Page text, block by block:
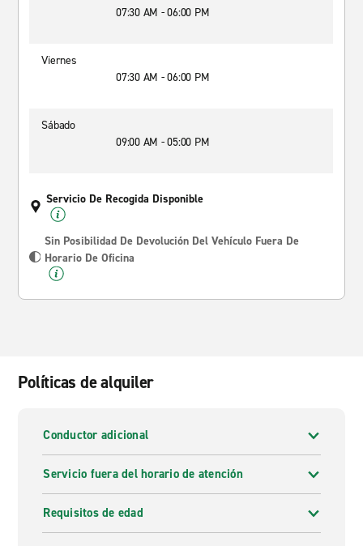
07:30 AM - 06:00 PM
Viernes
07:30 AM - 06:00 PM
Sábado
09:00 AM - 05:00 PM
Servicio De Recogida Disponible
Sin Posibilidad De Devolución Del Vehículo Fuera De
Horario De Oficina
Políticas de alquiler
Conductor adicional
Servicio fuera del horario de atención
Requisitos de edad